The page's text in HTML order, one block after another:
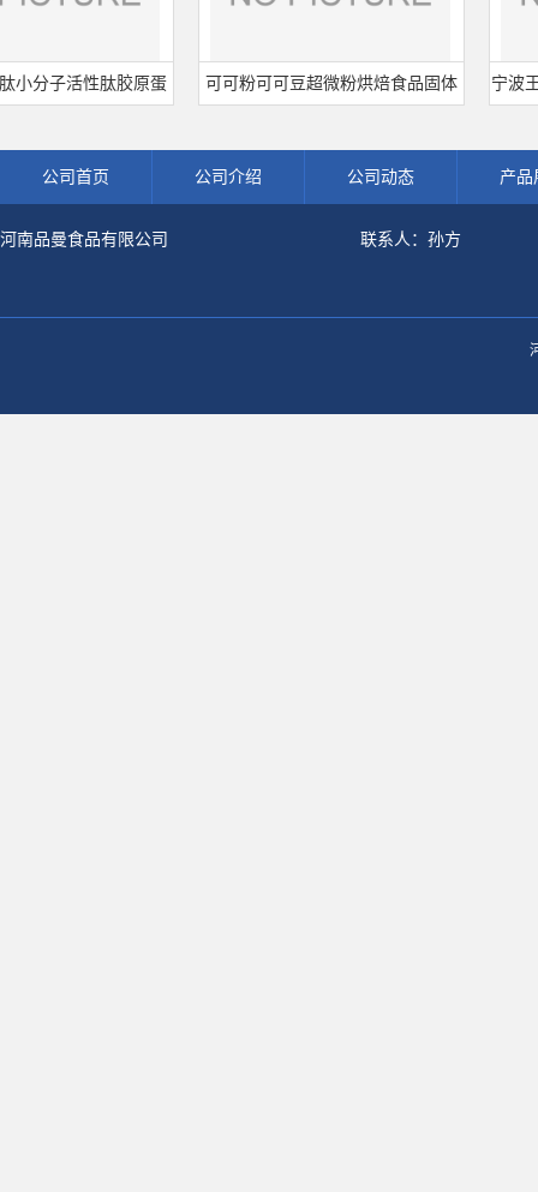
活性肽胶原蛋 可可粉可可豆超微粉烘焙食品固体 宁波王龙山
公司首页 公司介绍 公司动态 产品
河南品曼食品有限公司 联系人：孙方